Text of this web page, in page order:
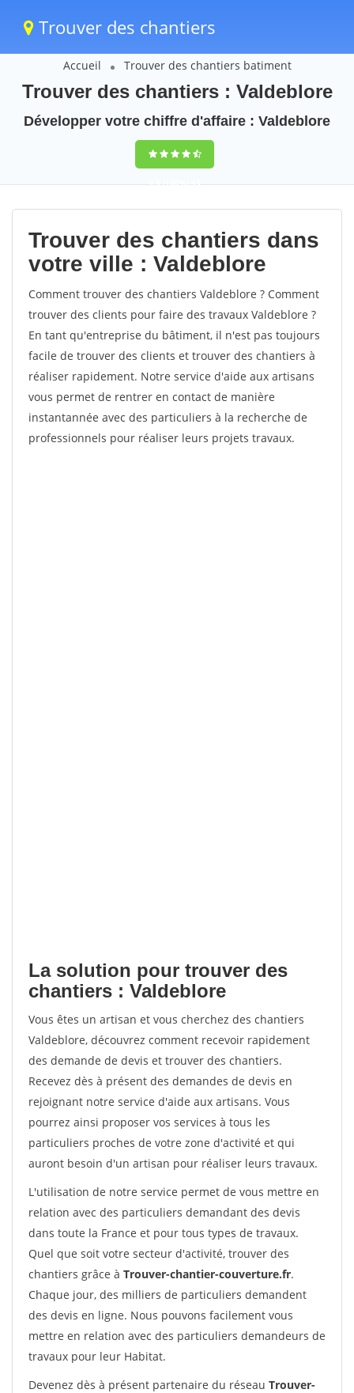
Trouver des chantiers
Accueil Trouver des chantiers batiment
Trouver des chantiers : Valdeblore
Développer votre chiffre d'affaire : Valdeblore
9,5(100%)43
votes
Trouver des chantiers dans
votre ville : Valdeblore
Comment trouver des chantiers Valdeblore ? Comment
trouver des clients pour faire des travaux Valdeblore ?
En tant qu'entreprise du bâtiment, il n'est pas toujours
facile de trouver des clients et trouver des chantiers à
réaliser rapidement. Notre service d'aide aux artisans
vous permet de rentrer en contact de manière
instantannée avec des particuliers à la recherche de
professionnels pour réaliser leurs projets travaux.
La solution pour trouver des
chantiers : Valdeblore
Vous êtes un artisan et vous cherchez des chantiers
Valdeblore, découvrez comment recevoir rapidement
des demande de devis et trouver des chantiers.
Recevez dès à présent des demandes de devis en
rejoignant notre service d'aide aux artisans. Vous
pourrez ainsi proposer vos services à tous les
particuliers proches de votre zone d'activité et qui
auront besoin d'un artisan pour réaliser leurs travaux.
L'utilisation de notre service permet de vous mettre en
relation avec des particuliers demandant des devis
dans toute la France et pour tous types de travaux.
Quel que soit votre secteur d'activité, trouver des
chantiers grâce à Trouver-chantier-couverture.fr.
Chaque jour, des milliers de particuliers demandent
des devis en ligne. Nous pouvons facilement vous
mettre en relation avec des particuliers demandeurs de
travaux pour leur Habitat.
Devenez dès à présent partenaire du réseau Trouver-